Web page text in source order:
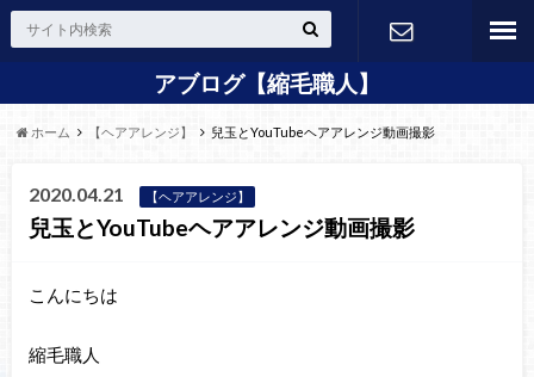
アブログ【縮毛職人】24H Web
ホーム 【ヘアアレンジ】 兒玉とYouTubeヘアアレンジ動画撮影
2020.04.21 【ヘアアレンジ】
兒玉とYouTubeヘアアレンジ動画撮影
こんにちは
縮毛職人